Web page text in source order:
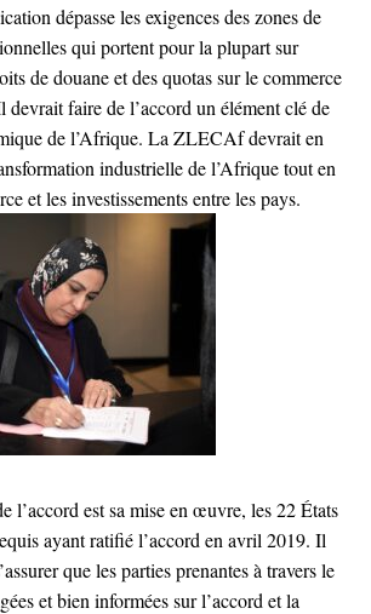
dépasse les exigences des zones de
qui portent pour la plupart sur
de douane et des quotas sur le commerce
devrait faire de l’accord un élément clé de
de l’Afrique. La ZLECAf devrait en
industrielle de l’Afrique tout en
et les investissements entre les pays.
l’accord est sa mise en œuvre, les 22 États
ayant ratifié l’accord en avril 2019. Il
que les parties prenantes à travers le
et bien informées sur l’accord et la